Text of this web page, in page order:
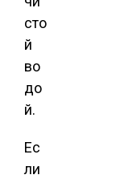
сто
й
во
до
й.
Ес
ли